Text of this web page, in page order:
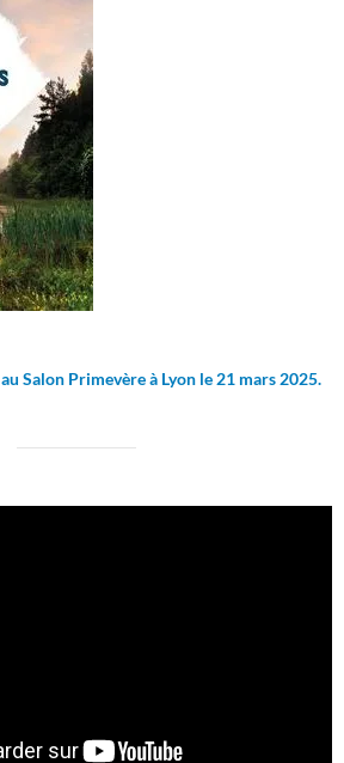
Salon Primevère à Lyon le 21 mars 2025.